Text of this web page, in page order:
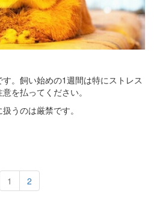
。飼い始めの1週間は特にストレス
を払ってください。
うのは厳禁です。
1 2